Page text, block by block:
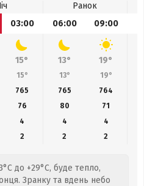
Ранок
03:00 06:00 09:00
15° 13° 19°
15° 13° 19°
765 765 764
76 80 71
4 4
4
2 2 2
до +29°C, буде тепло,
Зранку та вдень небо